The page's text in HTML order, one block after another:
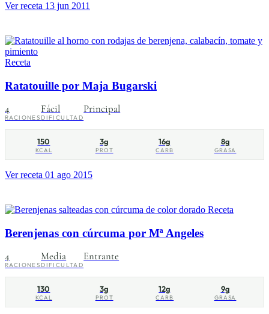
Ver receta 13 jun 2011
Receta
Ratatouille por Maja Bugarski
4
RACIONES
Fácil
DIFICULTAD
Principal
150
KCAL
3g
PROT
16g
CARB
8g
GRASA
Ver receta 01 ago 2015
Receta
Berenjenas con cúrcuma por Mª Angeles
4
RACIONES
Media
DIFICULTAD
Entrante
130
KCAL
3g
PROT
12g
CARB
9g
GRASA